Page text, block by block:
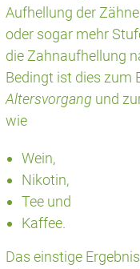
Aufhellung der
oder sogar mehr
die Zahnaufhellung
Bedingt ist dies zum
Altersvorgang und
wie
Wein,
Nikotin,
Tee und
Kaffee.
Das einstige